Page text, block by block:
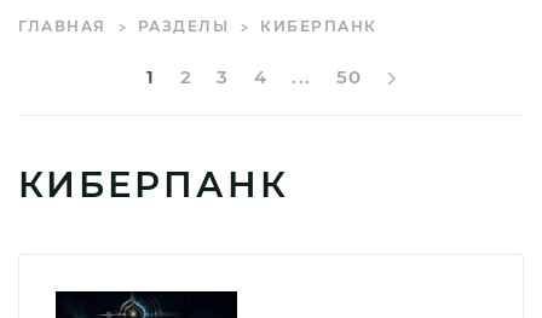
ГЛАВНАЯ РАЗДЕЛЫ КИБЕРПАНК
1 2 3 4 ... 50
КИБЕРПАНК